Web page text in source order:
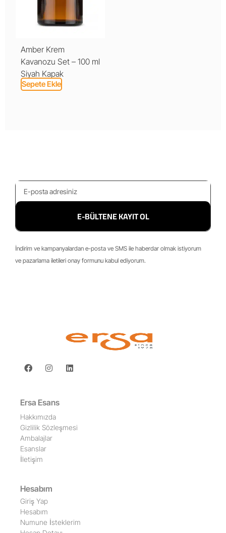
Amber Krem
Kavanozu Set – 100 ml
Siyah Kapak
Sepete Ekle
E-BÜLTENE KAYIT OL
İndirim ve kampanyalardan e-posta ve SMS ile haberdar olmak istiyorum
ve pazarlama iletileri onay formunu kabul ediyorum.
Ersa Esans
Hakkımızda
Gizlilik Sözleşmesi
Ambalajlar
Esanslar
İletişim
Hesabım
Giriş Yap
Hesabım
Numune İsteklerim